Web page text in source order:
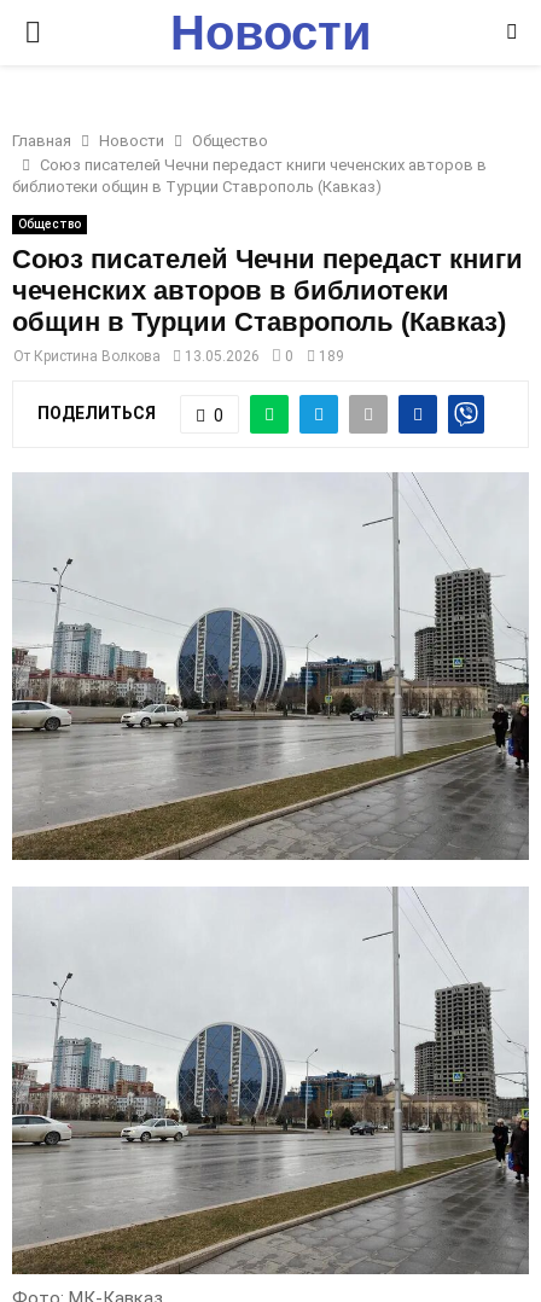
P
I
M
A
R
Y
U
Новости
Главная Новости
Общество
Союз писателей Чечни передаст книги чеченских авторов в
библиотеки общин в Турции Ставрополь (Кавказ)
Общество
Союз писателей Чечни передаст книги
чеченских авторов в библиотеки
общин в Турции Ставрополь (Кавказ)
От Кристина Волкова 13.05.2026 0 189
ПОДЕЛИТЬСЯ 0